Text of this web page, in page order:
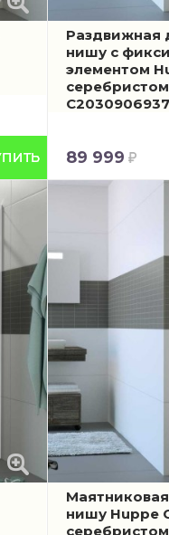
Раздвижная
нишу с
элементом
89 999
нишу Huppe